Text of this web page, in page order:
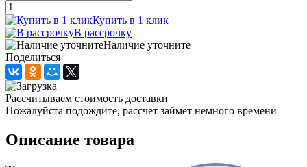
Купить в 1 клик
В рассрочку
Наличие уточните
Поделиться
Рассчитываем стоимость доставки
Пожалуйста подождите, рассчет займет немного времени
Описание товара